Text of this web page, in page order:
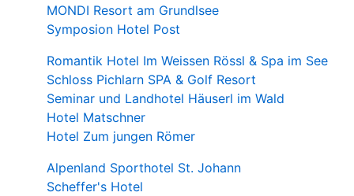
MONDI Resort am Grundlsee
Symposion Hotel Post
Romantik Hotel Im Weissen Rössl & Spa im See
Schloss Pichlarn SPA & Golf Resort
Seminar und Landhotel Häuserl im Wald
Hotel Matschner
Hotel Zum jungen Römer
Alpenland Sporthotel St. Johann
Scheffer's Hotel